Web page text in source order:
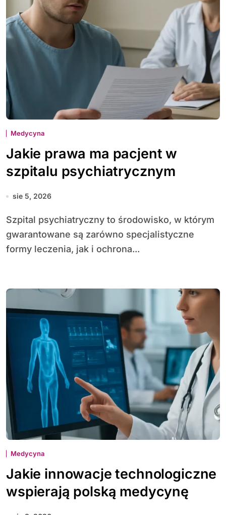
Medycyna
Jakie prawa ma pacjent w
szpitalu psychiatrycznym
sie 5, 2026
Szpital psychiatryczny to środowisko, w którym
gwarantowane są zarówno specjalistyczne
formy leczenia, jak i ochrona...
Medycyna
Jakie innowacje technologiczne
wspierają polską medycynę